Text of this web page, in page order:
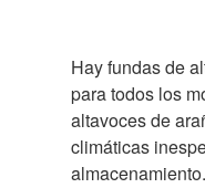
Hay fundas de
para todos los
altavoces de
climáticas
almacenamiento.